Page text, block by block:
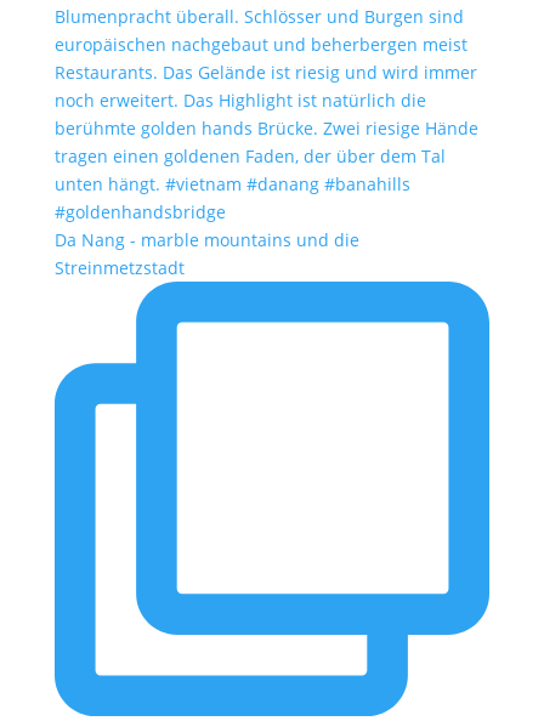
Da Nang - marble mountains und die
Streinmetzstadt